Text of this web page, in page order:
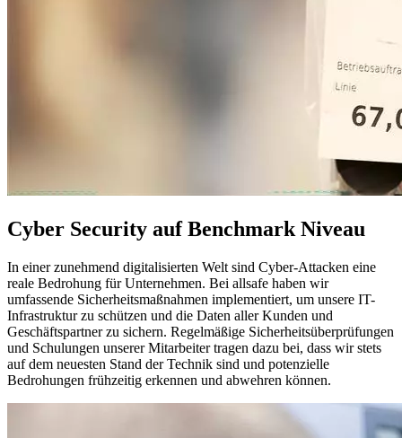
Cyber Security auf Benchmark Niveau
In einer zunehmend digitalisierten Welt sind Cyber-Attacken eine
reale Bedrohung für Unternehmen. Bei allsafe haben wir
umfassende Sicherheitsmaßnahmen implementiert, um unsere IT-
Infrastruktur zu schützen und die Daten aller Kunden und
Geschäftspartner zu sichern. Regelmäßige Sicherheitsüberprüfungen
und Schulungen unserer Mitarbeiter tragen dazu bei, dass wir stets
auf dem neuesten Stand der Technik sind und potenzielle
Bedrohungen frühzeitig erkennen und abwehren können.